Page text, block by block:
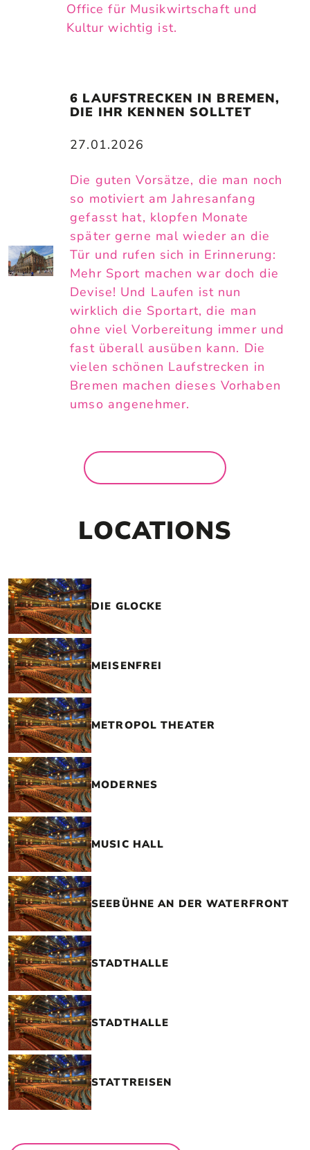
Office für Musikwirtschaft und
Kultur wichtig ist.
6 LAUFSTRECKEN IN BREMEN,
DIE IHR KENNEN SOLLTET
27.01.2026
Die guten Vorsätze, die man noch
so motiviert am Jahresanfang
gefasst hat, klopfen Monate
später gerne mal wieder an die
Tür und rufen sich in Erinnerung:
Mehr Sport machen war doch die
Devise! Und Laufen ist nun
wirklich die Sportart, die man
ohne viel Vorbereitung immer und
fast überall ausüben kann. Die
vielen schönen Laufstrecken in
Bremen machen dieses Vorhaben
umso angenehmer.
LOCATIONS
DIE GLOCKE
MEISENFREI
METROPOL THEATER
MODERNES
MUSIC HALL
SEEBÜHNE AN DER WATERFRONT
STADTHALLE
STADTHALLE
STATTREISEN